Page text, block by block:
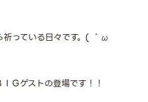
っている日々です。( ＾ω
Ｇゲストの登場です！！